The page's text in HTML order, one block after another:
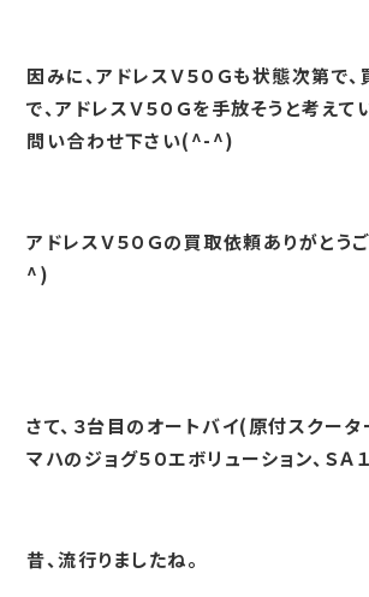
因みに、アドレスＶ５０Ｇも状態次第で
で、アドレスＶ５０Ｇを手放そうと考えて
問い合わせ下さい(^-^)
アドレスＶ５０Ｇの買取依頼ありがとう
^)
さて、３台目のオートバイ(原付スクー
マハのジョグ５０エボリューション、ＳＡ１
昔、流行りましたね。